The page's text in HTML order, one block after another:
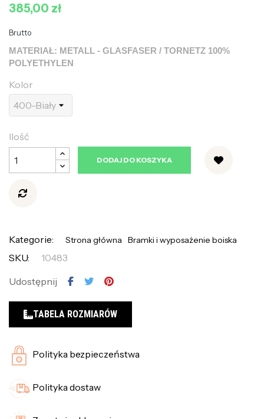
385,00 zł
Brutto
MATERIAŁ: METALL - GLASFASER / TORNETZ 100%
POLYETHYLEN
Kolor
Ilość
DODAJ DO KOSZYKA
Kategorie: Strona główna Bramki i wyposażenie boiska
SKU:
10483
Udostępnij
TABELA ROZMIARÓW
Polityka bezpieczeństwa
Polityka dostaw